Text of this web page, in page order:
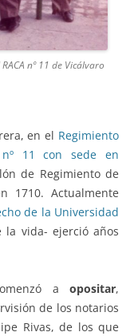
nº 11 de Vicálvaro
en el Regimiento
nº 11 con sede en
de Regimiento de
1710. Actualmente
de la Universidad
la vida- ejerció años
a opositar,
de los notarios
Rivas, de los que